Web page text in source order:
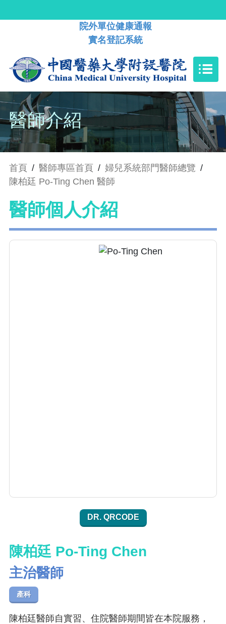
院外單位健康通報
實名登記系統
醫師介紹
首頁 / 醫師專區首頁 / 婦兒系統部門醫師總覽 /
陳柏廷 Po-Ting Chen 醫師
醫師個人介紹
DR. QRCODE
陳柏廷 Po-Ting Chen
主治醫師
產科
陳柏廷醫師自實習、住院醫師期間皆在本院服務，